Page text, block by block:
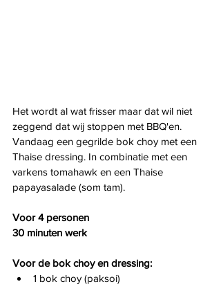
Het wordt al wat frisser maar dat wil niet
zeggend dat wij stoppen met BBQ'en.
Vandaag een gegrilde bok choy met een
Thaise dressing. In combinatie met een
varkens tomahawk en een Thaise
papayasalade (som tam).
Voor 4 personen
30 minuten werk
Voor de bok choy en dressing:
1 bok choy (paksoi)